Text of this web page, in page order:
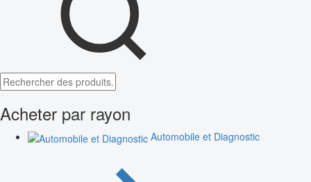
Acheter par rayon
Automobile et Diagnostic